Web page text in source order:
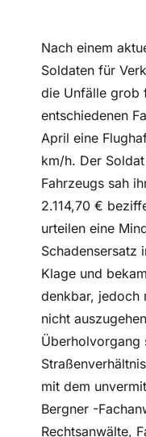
Nach einem
Soldaten für
die Unfälle grob
entschiedenen
April eine
km/h. Der
Fahrzeugs sah
2.114,70 €
urteilen eine
Schadensersatz
Klage und
denkbar, jedoch
nicht
Überholvorgang
mit dem
Bergner -
Rechtsanwälte,